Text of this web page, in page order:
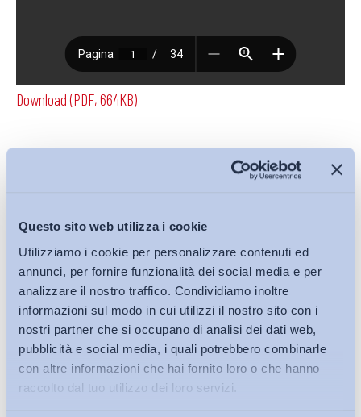
Questo sito web utilizza i cookie
Utilizziamo i cookie per personalizzare contenuti ed
annunci, per fornire funzionalità dei social media e per
analizzare il nostro traffico. Condividiamo inoltre
informazioni sul modo in cui utilizzi il nostro sito con i
nostri partner che si occupano di analisi dei dati web,
pubblicità e social media, i quali potrebbero combinarle
con altre informazioni che hai fornito loro o che hanno
raccolto dal tuo utilizzo dei loro servizi.
Download (PDF, 664KB)
Iscriviti alla Newsletter